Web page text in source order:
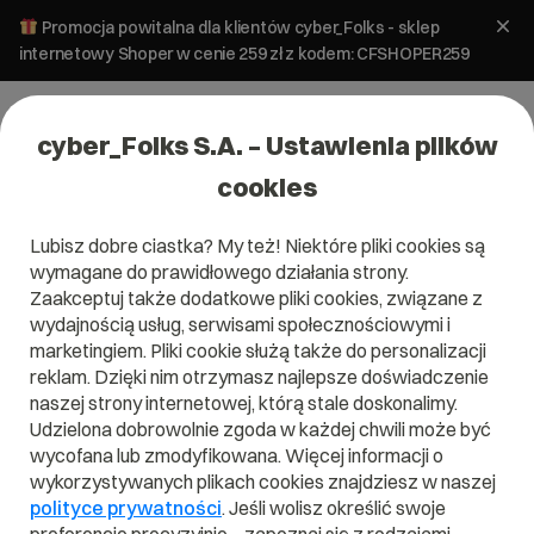
Promocja powitalna dla klientów cyber_Folks - sklep
internetowy Shoper w cenie 259 zł z kodem: CFSHOPER259
Hosting
wp_SPRINT!
Skonfiguruj wybrany pakiet i sprawdź, co
najchętniej wybierali do niego inni
użytkownicy.
Bezpłatne i niezobowiązujące
cyber_Folks S.A. – Ustawienia plików
cookies
Lubisz dobre ciastka? My też! Niektóre pliki cookies są
wymagane do prawidłowego działania strony.
Zaakceptuj także dodatkowe pliki cookies, związane z
wydajnością usług, serwisami społecznościowymi i
marketingiem. Pliki cookie służą także do personalizacji
reklam. Dzięki nim otrzymasz najlepsze doświadczenie
naszej strony internetowej, którą stale doskonalimy.
Udzielona dobrowolnie zgoda w każdej chwili może być
wycofana lub zmodyfikowana. Więcej informacji o
wykorzystywanych plikach cookies znajdziesz w naszej
polityce prywatności. Jeśli wolisz określić swoje